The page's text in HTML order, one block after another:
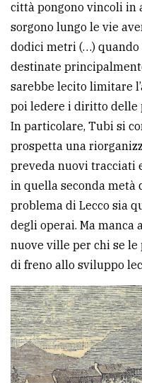
città pongono vincoli in
sorgono lungo le vie
dodici metri (…)
destinate
sarebbe lecito limitare
poi ledere i diritto delle
In particolare, Tubi si
prospetta una
preveda nuovi tracciati
in quella seconda metà
problema di Lecco sia
degli operai. Ma
nuove ville per chi se
di freno allo sviluppo